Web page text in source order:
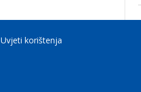
Uvjeti korištenja